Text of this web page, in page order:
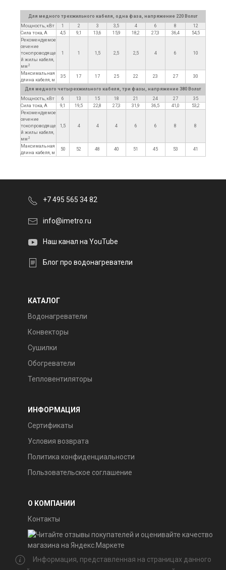
Для медного трехжильного кабеля, одна фаза, напряжение 220 Вольт
Мощность, кВт
1 2 3 3,5 4 6 8
12
Сила тока, А
4,5 9,1 13,6 15,9 18,2 27,3 36,4
54,5
Рекомендуемое
сечение
токопроводяще
й жилы кабеля,
мм 2
1 1 1,5 2,5 2,5 4 6 10
Максимальная
длина кабеля, м
35 17 17 25 22 23 27 30
Для медного четырехжильного кабеля, три фазы, напряжение 380 Вольт
Мощность, кВт
6 13 15 18 21 24 27
35
Сила тока, А
9,1 19,5 22,8 27,3 31,9 36,5 41,0
53,2
Рекомендуемое
сечение
токопроводяще
й жилы кабеля,
мм 2
1,5 4 4 4 6 6 8 8
Максимальная
длина кабеля, м
50 52 48 40 51 45 53 41
+7 495 565 34 82
info@imetro.ru
Наш канал на YouTube
Блог про водонагреватели
КАТАЛОГ
Водонагреватели
Конвекторы
Сушилки
Обогреватели
Тепловентиляторы
ИНФОРМАЦИЯ
Сертификаты
Условия возврата
Политика конфиденциальности
Пользовательское соглашение
О КОМПАНИИ
Контакты
Информация, представленная на страницах данного